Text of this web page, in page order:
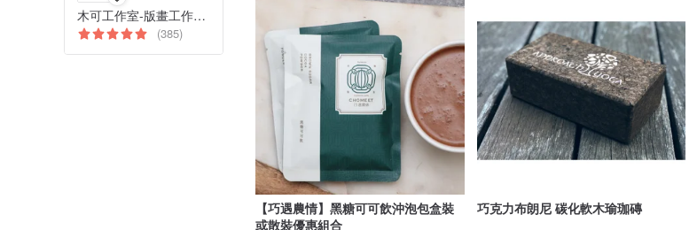
木可工作室-版畫工作室與藝術創作體驗
(385)
【巧遇農情】黑糖可可飲沖泡包盒裝
或散裝優惠組合
巧克力布朗尼 碳化軟木瑜珈磚